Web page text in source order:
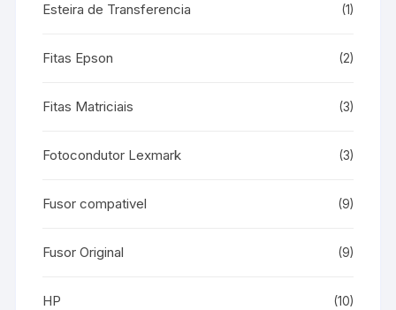
Esteira de Transferencia (1)
Fitas Epson (2)
Fitas Matriciais (3)
Fotocondutor Lexmark (3)
Fusor compativel (9)
Fusor Original (9)
HP (10)